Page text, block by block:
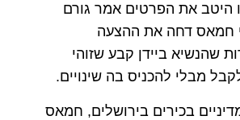
היטב את הפרטים אמר גורם
חמאס דחה את ההצעה
שהנשיא ביידן קבע שזוהי
מבלי להכניס בה שינויים.
בכירים בירושלים, חמאס